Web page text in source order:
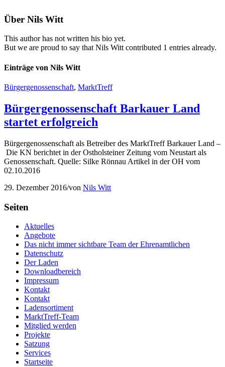
Über Nils Witt
This author has not written his bio yet.
But we are proud to say thatNils Wittcontributed 1 entries already.
Einträge von Nils Witt
Bürgergenossenschaft, MarktTreff
Bürgergenossenschaft Barkauer Land
startet erfolgreich
Bürgergenossenschaft als Betreiber des MarktTreff Barkauer Land –
Die KN berichtet in der Ostholsteiner Zeitung vom Neustart als
Genossenschaft. Quelle: Silke Rönnau Artikel in der OH vom
02.10.2016
29. Dezember 2016/von Nils Witt
Seiten
Aktuelles
Angebote
Das nicht immer sichtbare Team der Ehrenamtlichen
Datenschutz
Der Laden
Downloadbereich
Impressum
Kontakt
Kontakt
Ladensortiment
MarktTreff-Team
Mitglied werden
Projekte
Satzung
Services
Startseite